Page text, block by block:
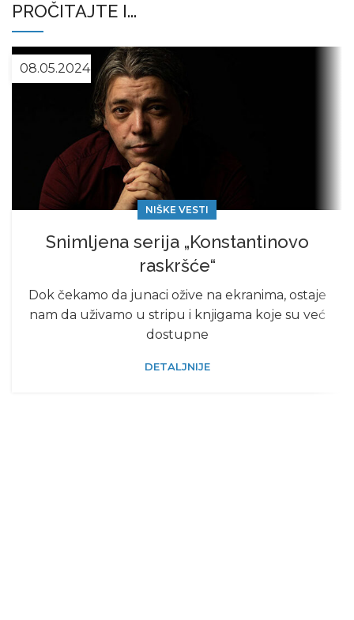
PROČITAJTE I...
08.05.2024
NIŠKE VESTI
Snimljena serija „Konstantinovo
raskršće“
Dok čekamo da junaci ožive na ekranima, ostaje
nam da uživamo u stripu i knjigama koje su već
dostupne
DETALJNIJE